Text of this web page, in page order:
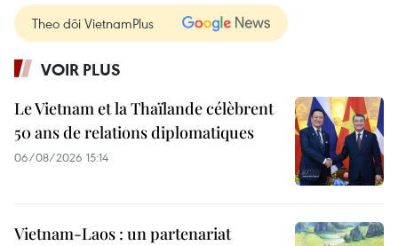
Theo dõi VietnamPlus
VOIR PLUS
Le Vietnam et la Thaïlande célèbrent
50 ans de relations diplomatiques
06/08/2026 15:14
Vietnam-Laos : un partenariat